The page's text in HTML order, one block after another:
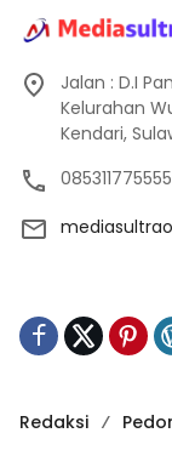
Jalan : D.I
Kelurahan
Kendari,
085311775555
Redaksi